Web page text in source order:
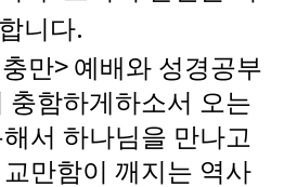
니다.
만> 예배와 성경공부
충함하게하소서 오는
서 하나님을 만나고
만함이 깨지는 역사